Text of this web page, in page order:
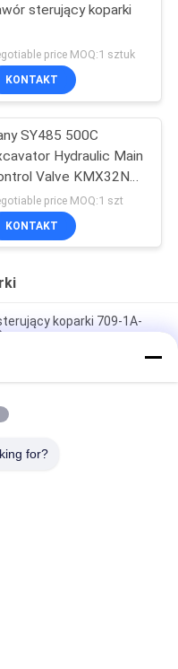
sterujący koparki
price MOQ:1 sztuk
KONTAKT
SY485 500C
Hydraulic Main
Valve KMX32NA
Qualityprice MOQ:1 szt
KONTAKT
koparki 709-1A-
sterującymi
wykopalni
koparki dla Volvo
for?